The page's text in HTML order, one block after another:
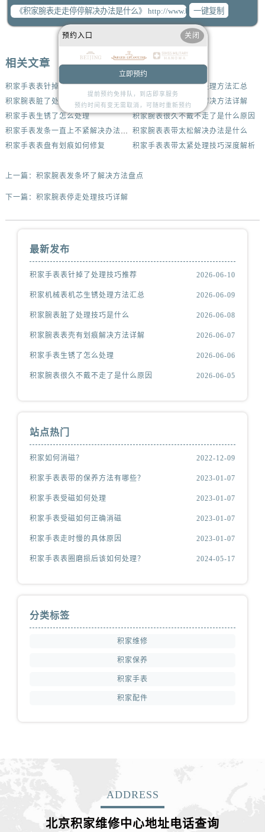
一键复制
相关文章
积家手表表针掉了处理技巧推荐
积家机械表机芯生锈处理方法汇总
积家腕表脏了处理技巧是什么
积家腕表表壳有划痕解决方法详解
积家手表生锈了怎么处理
积家腕表很久不戴不走了是什么原因
积家手表发条一直上不紧解决办法集锦
积家腕表表带太松解决办法是什么
积家手表表盘有划痕如何修复
积家手表表带太紧处理技巧深度解析
上一篇： 积家腕表发条坏了解决方法盘点
下一篇： 积家腕表停走处理技巧详解
最新发布
积家手表表针掉了处理技巧推荐 2026-06-10
积家机械表机芯生锈处理方法汇总 2026-06-09
积家腕表脏了处理技巧是什么 2026-06-08
积家腕表表壳有划痕解决方法详解 2026-06-07
积家手表生锈了怎么处理 2026-06-06
积家腕表很久不戴不走了是什么原因 2026-06-05
站点热门
积家如何消磁？ 2022-12-09
积家手表表带的保养方法有哪些？ 2023-01-07
积家手表受磁如何处理 2023-01-07
积家手表受磁如何正确消磁 2023-01-07
积家手表走时慢的具体原因 2023-01-07
积家手表表圈磨损后该如何处理？ 2024-05-17
分类标签
积家维修
积家保养
积家手表
积家配件
ADDRESS
北京积家维修中心地址电话查询
预约入口 关闭
立即预约
提前预约免排队，到店即享服务
预约时间有变无需取消，可随时重新预约